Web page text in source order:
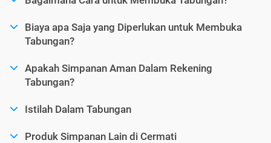
Biaya apa Saja yang Diperlukan untuk Membuka
Tabungan?
Apakah Simpanan Aman Dalam Rekening
Tabungan?
Istilah Dalam Tabungan
Produk Simpanan Lain di Cermati